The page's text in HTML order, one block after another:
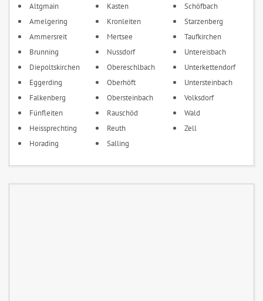
Altgmain
Amelgering
Ammersreit
Brunning
Diepoltskirchen
Eggerding
Falkenberg
Fünfleiten
Heissprechting
Horading
Kasten
Kronleiten
Mertsee
Nussdorf
Obereschlbach
Oberhöft
Obersteinbach
Rauschöd
Reuth
Salling
Schöfbach
Starzenberg
Taufkirchen
Untereisbach
Unterkettendorf
Untersteinbach
Volksdorf
Wald
Zell